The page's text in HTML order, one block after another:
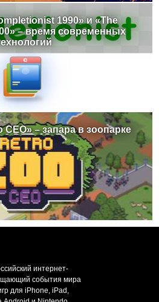
1990» и «The
– время современных
– запара в зоопарке
интернет-
события мира
для iPhone, iPad,